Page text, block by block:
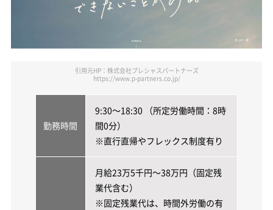
引用元HP：株式会社プレシャスパートナーズ
https://www.p-partners.co.jp/
勤務時間
9:30～18:30 （所定労働時間：8時
間0分）
※直行直帰やフレックス制度有り
月給23万5千円～38万円（固定残
業代含む）
※固定残業代は、時間外労働の有